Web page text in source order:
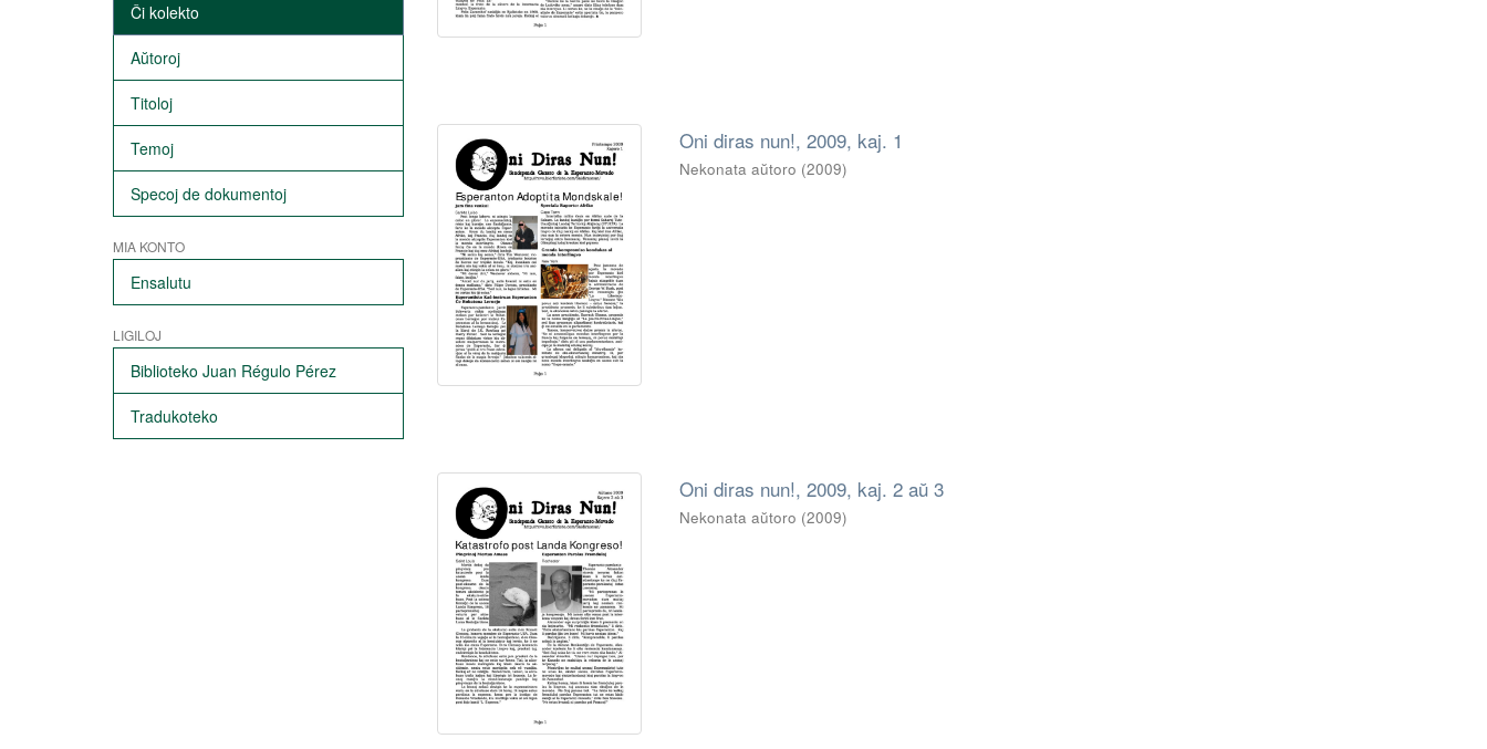
Ĉi kolekto
Aŭtoroj
Titoloj
Temoj
Specoj de dokumentoj
MIA KONTO
Ensalutu
LIGILOJ
Biblioteko Juan Régulo Pérez
Tradukoteko
Oni diras nun!, 2009, kaj. 1
Nekonata aŭtoro (2009)
Oni diras nun!, 2009, kaj. 2 aŭ 3
Nekonata aŭtoro (2009)